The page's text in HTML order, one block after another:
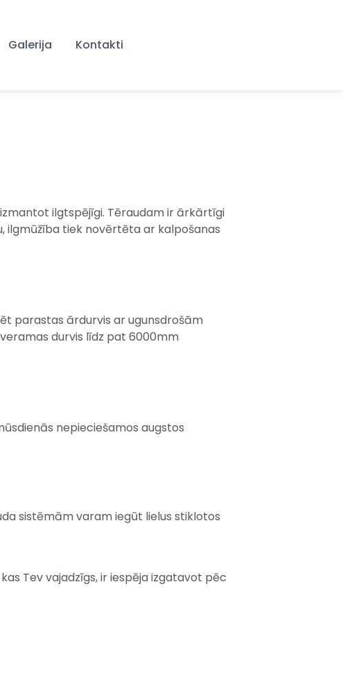
Galerija Kontakti
ilgtspējīgi. Tēraudam ir ārkārtīgi
ilgmūžība tiek novērtēta ar kalpošanas
parastas ārdurvis ar ugunsdrošām
durvis līdz pat 6000mm
nepieciešamos augstos
sistēmām varam iegūt lielus stiklotos
Tev vajadzīgs, ir iespēja izgatavot pēc